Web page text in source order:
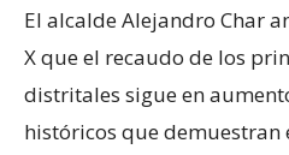
El alcalde Alejandro Char
X que el recaudo de los
distritales sigue en
históricos que demuestran